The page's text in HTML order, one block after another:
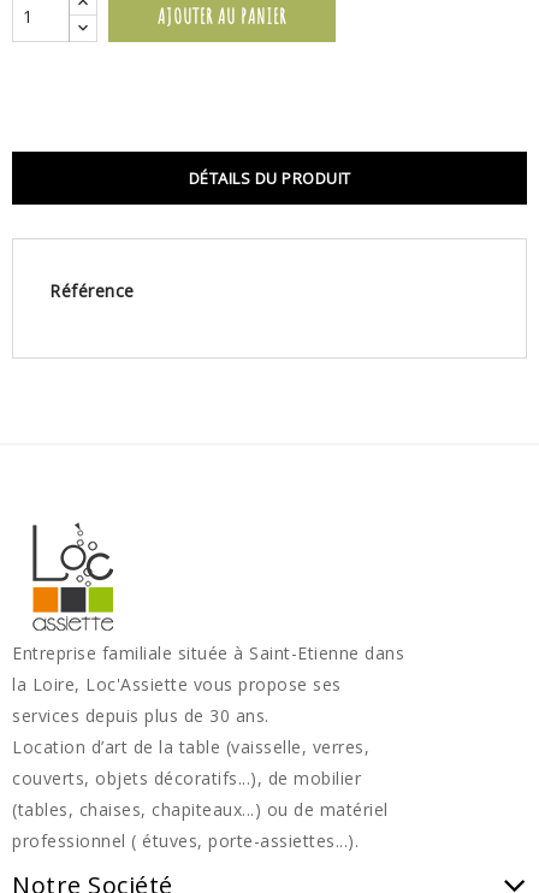
AJOUTER AU PANIER
DÉTAILS DU PRODUIT
Référence
Entreprise familiale située à Saint-Etienne dans
la Loire, Loc'Assiette vous propose ses
services depuis plus de 30 ans.
Location d’art de la table (vaisselle, verres,
couverts, objets décoratifs...), de mobilier
(tables, chaises, chapiteaux...) ou de matériel
professionnel ( étuves, porte-assiettes...).
Notre Société